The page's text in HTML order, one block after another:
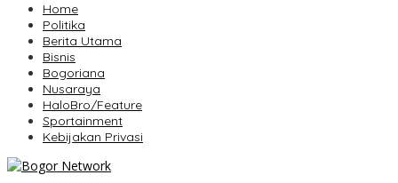
Home
Politika
Berita Utama
Bisnis
Bogoriana
Nusaraya
HaloBro/Feature
Sportainment
Kebijakan Privasi